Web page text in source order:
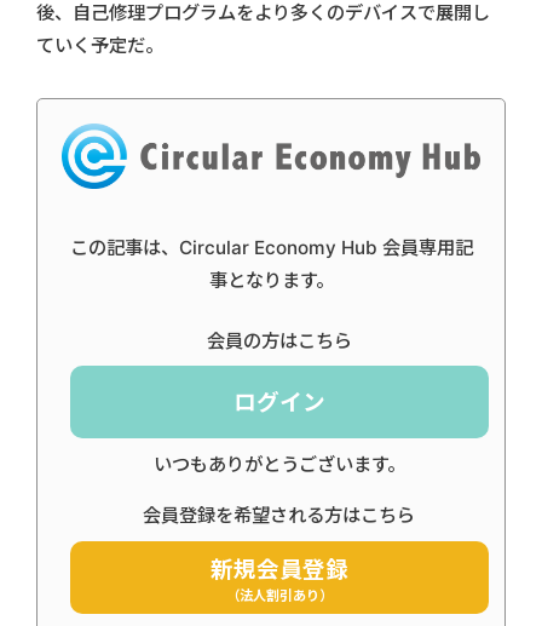
後、自己修理プログラムをより多くのデバイスで展開し
ていく予定だ。
この記事は、Circular Economy Hub 会員専用記
事となります。
会員の方はこちら
ログイン
いつもありがとうございます。
会員登録を希望される方はこちら
新規会員登録
（法人割引あり）